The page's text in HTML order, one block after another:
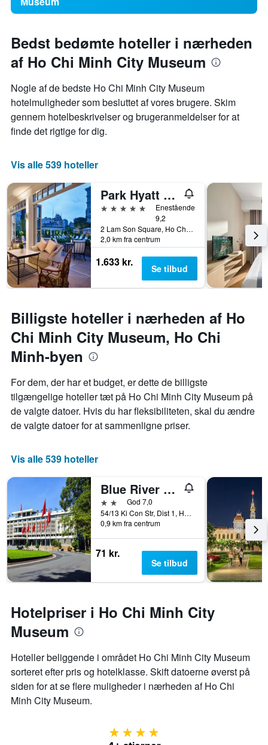
Bedst bedømte hoteller i nærheden
af Ho Chi Minh City Museum
Nogle af de bedste Ho Chi Minh City Museum
hotelmuligheder som besluttet af vores brugere. Skim
gennem hotelbeskrivelser og brugeranmeldelser for at
finde det rigtige for dig.
Vis alle 539 hoteller
Park Hyatt Saigon
5 stjerner
Enestående
9,2
2 Lam Son Square, Ho Chi Minh-byen, Vietnam
2,0 km fra centrum
1.633 kr. Se tilbud
Billigste hoteller i nærheden af Ho
Chi Minh City Museum, Ho Chi
Minh-byen
For dem, der har et budget, er dette de billigste
tilgængelige hoteller tæt på Ho Chi Minh City Museum på
de valgte datoer. Hvis du har fleksibiliteten, skal du ændre
de valgte datoer for at sammenligne priser.
Vis alle 539 hoteller
Blue River 2 Hotel
2 stjernerGod 7,0
54/13 Ki Con Str, Dist 1, Ho Chi Minh-byen, Vietnam
0,9 km fra centrum
71 kr.
Se tilbud
Hotelpriser i Ho Chi Minh City
Museum
Hoteller beliggende i området Ho Chi Minh City Museum
sorteret efter pris og hotelklasse. Skift datoerne øverst på
siden for at se flere muligheder i nærheden af ​​Ho Chi
Minh City Museum.
4 stjerner